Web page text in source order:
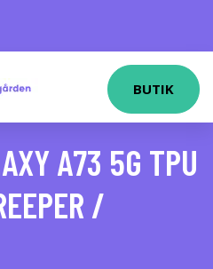
BUTIK
A73 5G TPU
/